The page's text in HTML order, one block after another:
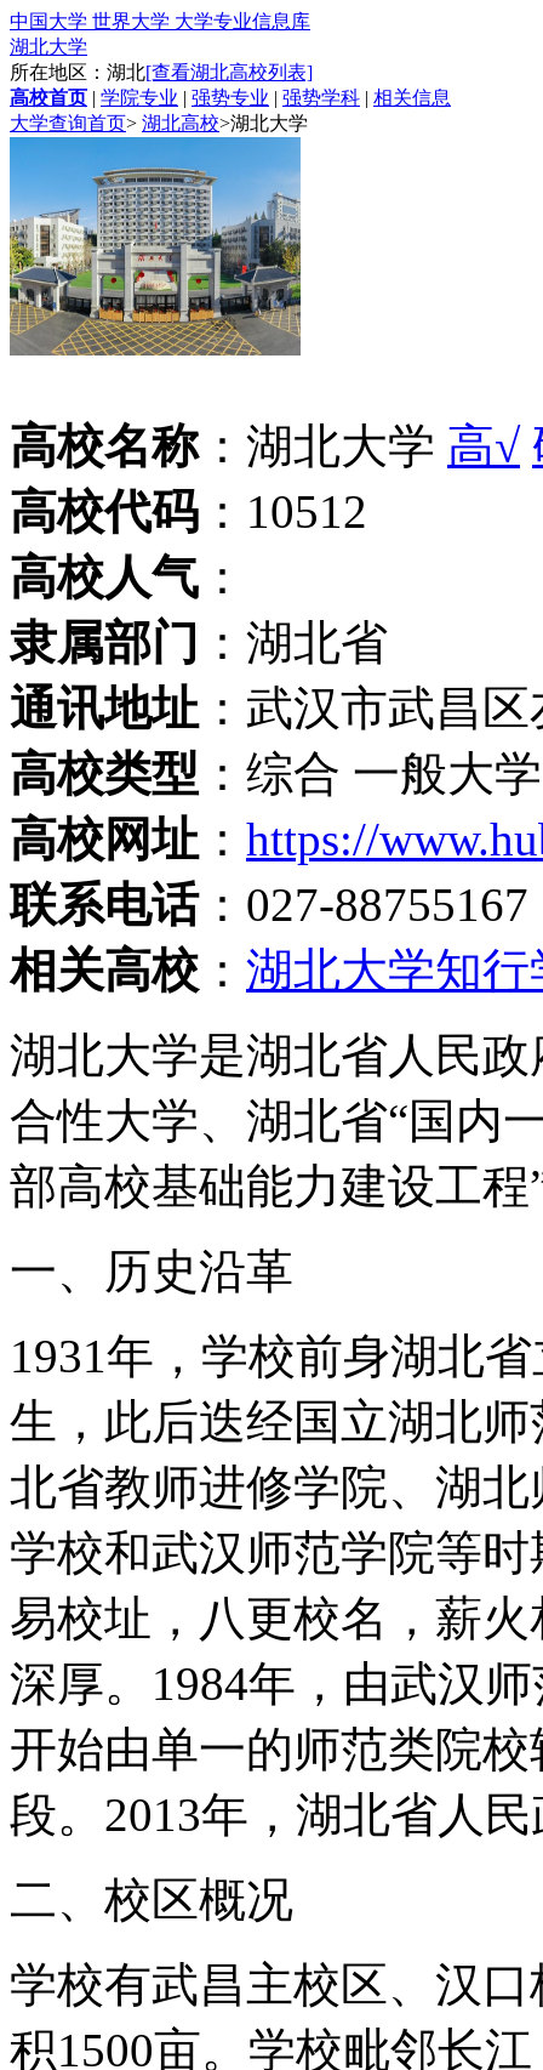
中国大学 世界大学 大学专业信息库
湖北大学
所在地区：湖北[查看湖北高校列表]
高校首页 | 学院专业 | 强势专业 | 强势学科 | 相关信息
大学查询首页> 湖北高校>湖北大学
高校名称：湖北大学 高√
高校代码 ：10512
高校人气 ：
隶属部门 ：湖北省
通讯地址 ：武汉市武昌
高校类型 ：综合 一般大
高校网址 ： https://
联系电话：027-88755167
相关高校 ： 湖北大学知
湖北大学是湖北省人民
合性大学、湖北省“国内
部高校基础能力建设工程
一、历史沿革
1931年，学校前身湖北
生，此后迭经国立湖北
北省教师进修学院、湖
学校和武汉师范学院等
易校址，八更校名，薪
深厚。1984年，由武汉
开始由单一的师范类院
段。2013年，湖北省人
二、校区概况
学校有武昌主校区、汉
积1500亩。学校毗邻长